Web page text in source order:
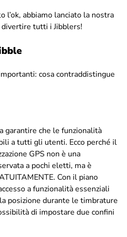
l’ok, abbiamo lanciato la nostra
tutti i Jibblers!
cosa contraddistingue
garantire che le funzionalità
a tutti gli utenti. Ecco perché il
GPS non è una
a pochi eletti, ma è
Con il piano
a funzionalità essenziali
posizione durante le timbrature
di impostare due confini